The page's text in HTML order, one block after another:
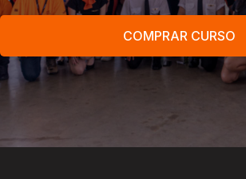
COMPRAR CURSO